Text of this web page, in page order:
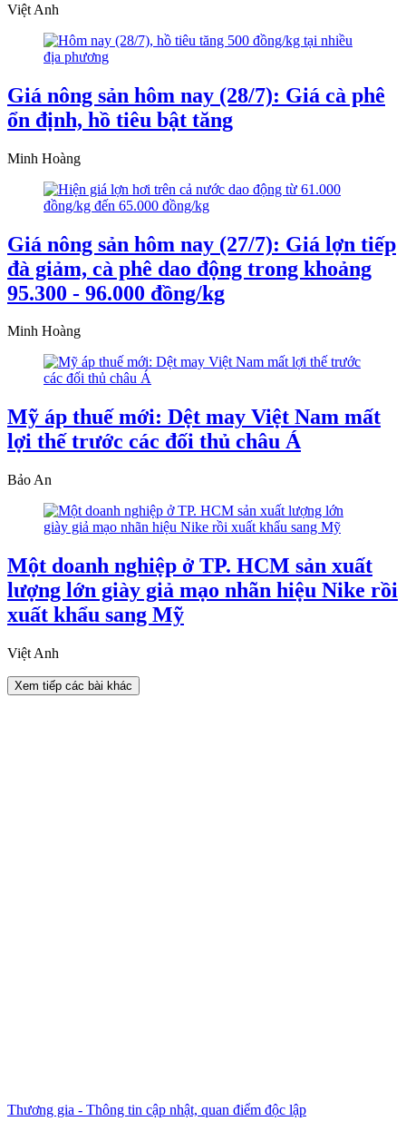
Việt Anh
Giá nông sản hôm nay (28/7): Giá cà phê
ổn định, hồ tiêu bật tăng
Minh Hoàng
Giá nông sản hôm nay (27/7): Giá lợn tiếp
đà giảm, cà phê dao động trong khoảng
95.300 - 96.000 đồng/kg
Minh Hoàng
Mỹ áp thuế mới: Dệt may Việt Nam mất
lợi thế trước các đối thủ châu Á
Bảo An
Một doanh nghiệp ở TP. HCM sản xuất
lượng lớn giày giả mạo nhãn hiệu Nike rồi
xuất khẩu sang Mỹ
Việt Anh
Xem tiếp các bài khác
Thương gia - Thông tin cập nhật, quan điểm độc lập